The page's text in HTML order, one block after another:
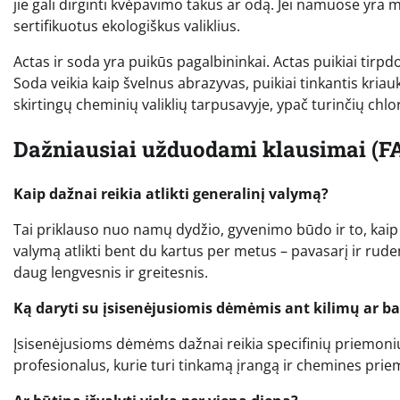
jie gali dirginti kvėpavimo takus ar odą. Jei namuose
sertifikuotus ekologiškus valiklius.
Actas ir soda yra puikūs pagalbininkai. Actas puikiai
Soda veikia kaip švelnus abrazyvas, puikiai tinkantis
skirtingų cheminių valiklių tarpusavyje, ypač turinčių
Dažniausiai užduodami klausimai
Kaip dažnai reikia atlikti generalinį valymą?
Tai priklauso nuo namų dydžio, gyvenimo būdo ir to,
valymą atlikti bent du kartus per metus – pavasarį ir
daug lengvesnis ir greitesnis.
Ką daryti su įsisenėjusiomis dėmėmis ant kilimų ar
Įsisenėjusioms dėmėms dažnai reikia specifinių
profesionalus, kurie turi tinkamą įrangą ir chemines